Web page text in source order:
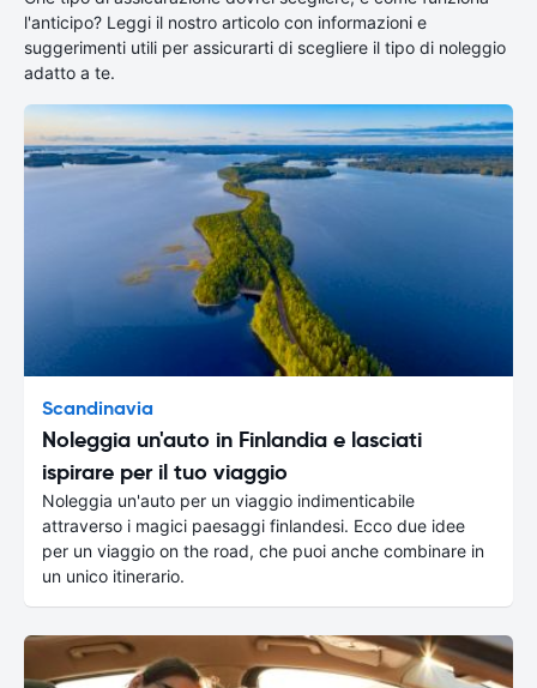
l'anticipo? Leggi il nostro articolo con informazioni e
suggerimenti utili per assicurarti di scegliere il tipo di noleggio
adatto a te.
Scandinavia
Noleggia un'auto in Finlandia e lasciati
ispirare per il tuo viaggio
Noleggia un'auto per un viaggio indimenticabile
attraverso i magici paesaggi finlandesi. Ecco due idee
per un viaggio on the road, che puoi anche combinare in
un unico itinerario.